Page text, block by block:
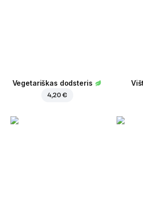
Vegetariškas dodsteris
4,20 €